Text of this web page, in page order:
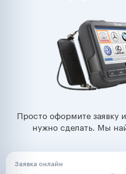
Просто оформите заявку
нужно сделать. Мы
Заявка онлайн